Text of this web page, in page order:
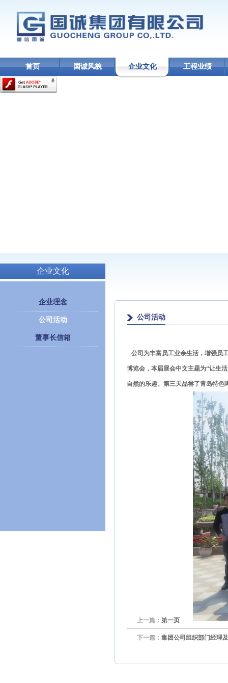
首页 国诚风貌 企业文化 工程业绩
企业文化
企业理念
公司活动
董事长信箱
公司活动
公司为丰富员工业余生活，增强员
博览会，本届展会中文主题为“让生
自然的乐趣。第三天品尝了青岛特色
上一篇： 第一页
下一篇： 集团公司组织部门经理